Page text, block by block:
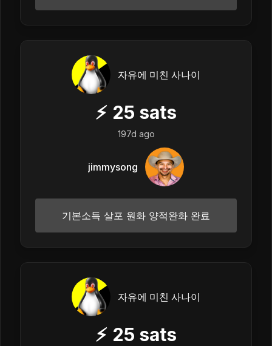
자유에 미친 사나이
⚡ 25 sats
197d ago
jimmysong
기본소득 살포 원화 양적완화 완료
자유에 미친 사나이
⚡ 25 sats